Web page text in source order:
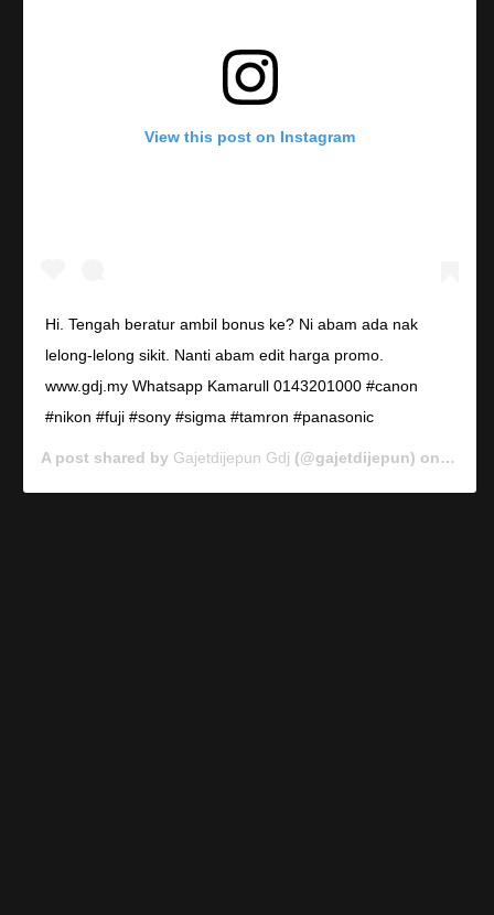
View this post on Instagram
Hi. Tengah beratur ambil bonus ke? Ni abam ada nak
lelong-lelong sikit. Nanti abam edit harga promo.
www.gdj.my Whatsapp Kamarull 0143201000 #canon
#nikon #fuji #sony #sigma #tamron #panasonic
A post shared by Gajetdijepun Gdj (@gajetdijepun) on Jan 7,